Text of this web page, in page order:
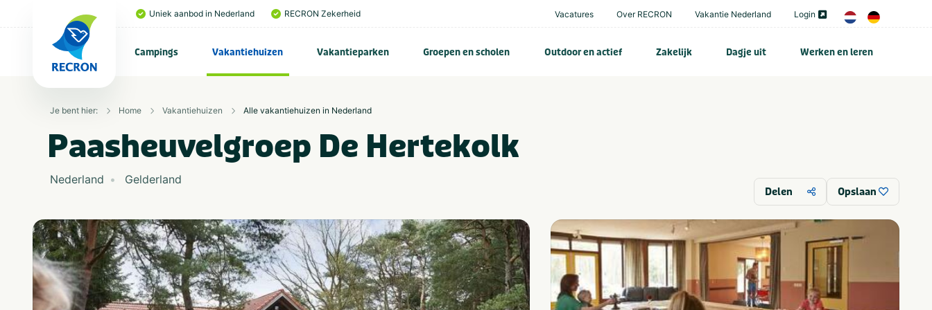
Uniek aanbod in Nederland RECRON Zekerheid Vacatures Over RECRON Vakantie Nederland Login
Campings Vakantiehuizen Vakantieparken Groepen en scholen Outdoor en actief Zakelijk Dagje uit Werken en leren
Je bent hier: Home Vakantiehuizen Alle vakantiehuizen in Nederland
Paasheuvelgroep De Hertekolk
Nederland Gelderland
Delen Opslaan